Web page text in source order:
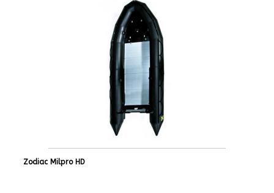
Zodiac Milpro HD